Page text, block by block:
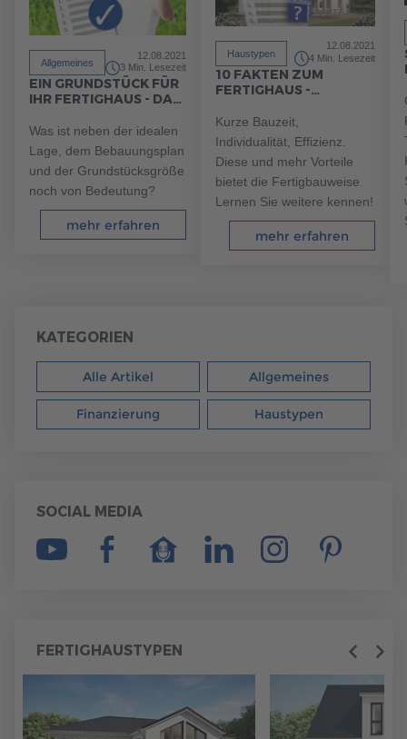
Allgemeines 3 Min. Lesezeit
12.08.2021
EIN GRUNDSTÜCK FÜR
IHR FERTIGHAUS - DAS
BEACHTEN
Was ist neben der idealen
Lage, dem Bebauungsplan
und der Grundstücksgröße
noch von Bedeutung?
mehr erfahren
Haustypen 4 Min. Lesezeit
12.08.2021
10 FAKTEN ZUM
FERTIGHAUS -
FERTIGHAUSBAUWEISE
Kurze Bauzeit,
Individualität, Effizienz.
Diese und mehr Vorteile
bietet die Fertigbauweise.
Lernen Sie weitere kennen!
mehr erfahren
KATEGORIEN
Alle Artikel Allgemeines
Finanzierung Haustypen
SOCIAL MEDIA
FERTIGHAUSTYPEN Previous